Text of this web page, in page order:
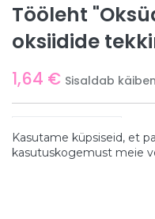
Tööleht
oksiidide
1,64 € Sisaldab
Kasutame küpsiseid, et
kasutuskogemust meie